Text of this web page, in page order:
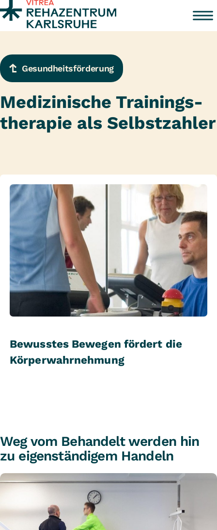
Zum Inhalt springen
Gesundheitsförderung
Medizinische Trainings-
therapie als Selbstzahler
Bewusstes Bewegen fördert die
Körperwahrnehmung
Weg vom Behandelt werden hin
zu eigenständigem Handeln